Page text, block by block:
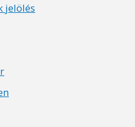
jelölés